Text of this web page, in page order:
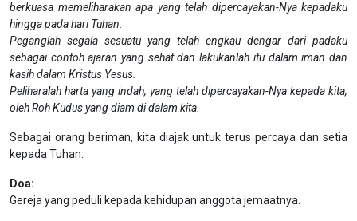
berkuasa memeliharakan apa yang telah dipercayakan-Nya kepadaku
hingga pada hari Tuhan.
Peganglah segala sesuatu yang telah engkau dengar dari padaku
sebagai contoh ajaran yang sehat dan lakukanlah itu dalam iman dan
kasih dalam Kristus Yesus.
Peliharalah harta yang indah, yang telah dipercayakan-Nya kepada kita,
oleh Roh Kudus yang diam di dalam kita.
Sebagai orang beriman, kita diajak untuk terus percaya dan setia
kepada Tuhan.
Doa:
Gereja yang peduli kepada kehidupan anggota jemaatnya.